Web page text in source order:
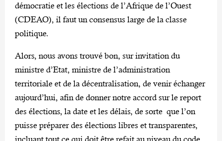
démocratie et les élections de l’Afrique de l’Ouest
(CDEAO), il faut un consensus large de la classe
politique.
Alors, nous avons trouvé bon, sur invitation du
ministre d’Etat, ministre de l’administration
territoriale et de la décentralisation, de venir échanger
aujourd’hui, afin de donner notre accord sur le report
des élections, la date et les délais, de sorte que l’on
puisse préparer des élections libres et transparentes,